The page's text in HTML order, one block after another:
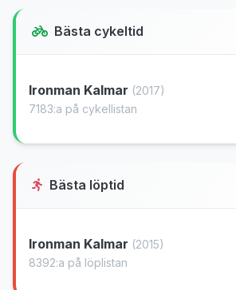
Bästa cykeltid
Ironman Kalmar (2017)
7183:a på cykellistan
Bästa löptid
Ironman Kalmar (2015)
8392:a på löplistan